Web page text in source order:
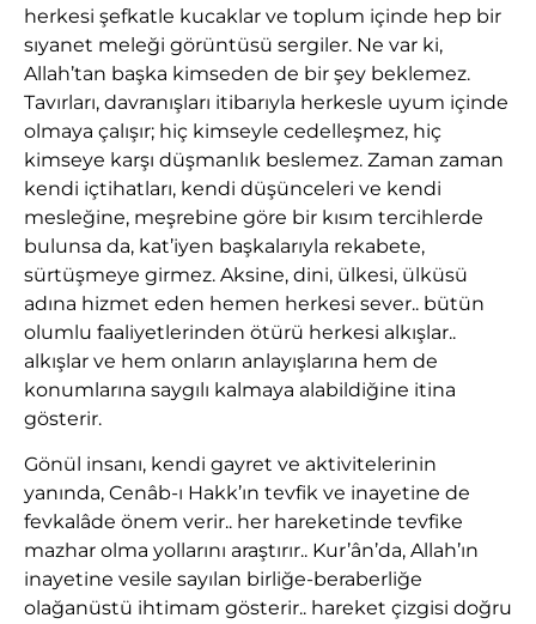
herkesi şefkatle kucaklar ve toplum içinde hep bir
sıyanet meleği görüntüsü sergiler. Ne var ki,
Allah’tan başka kimseden de bir şey beklemez.
Tavırları, davranışları itibarıyla herkesle uyum içinde
olmaya çalışır; hiç kimseyle cedelleşmez, hiç
kimseye karşı düşmanlık beslemez. Zaman zaman
kendi içtihatları, kendi düşünceleri ve kendi
mesleğine, meşrebine göre bir kısım tercihlerde
bulunsa da, kat’iyen başkalarıyla rekabete,
sürtüşmeye girmez. Aksine, dini, ülkesi, ülküsü
adına hizmet eden hemen herkesi sever.. bütün
olumlu faaliyetlerinden ötürü herkesi alkışlar..
alkışlar ve hem onların anlayışlarına hem de
konumlarına saygılı kalmaya alabildiğine itina
gösterir.
Gönül insanı, kendi gayret ve aktivitelerinin
yanında, Cenâb-ı Hakk’ın tevfik ve inayetine de
fevkalâde önem verir.. her hareketinde tevfike
mazhar olma yollarını araştırır.. Kur’ân’da, Allah’ın
inayetine vesile sayılan birliğe-beraberliğe
olağanüstü ihtimam gösterir.. hareket çizgisi doğru